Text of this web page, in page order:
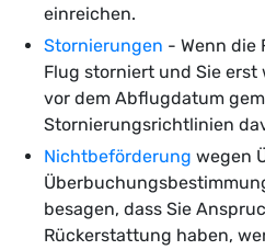
einreichen.
Stornierungen - Wenn die
Flug storniert und Sie erst
vor dem Abflugdatum
Stornierungsrichtlinien
Nichtbeförderung wegen
besagen, dass Sie
Rückerstattung haben,